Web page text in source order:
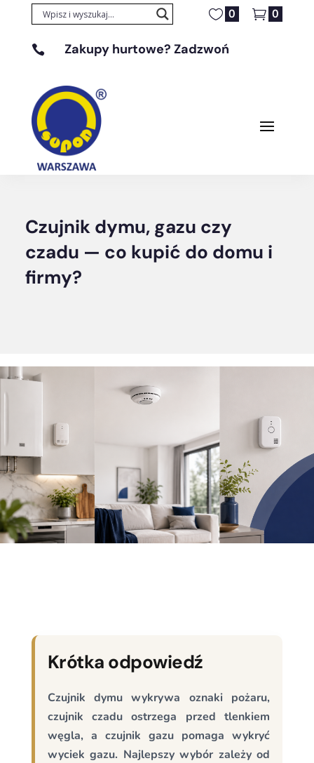
0 0
 Zakupy hurtowe? Zadzwoń
Czujnik dymu, gazu czy
czadu — co kupić do domu i
firmy?
Krótka odpowiedź
Czujnik dymu wykrywa oznaki pożaru,
czujnik czadu ostrzega przed tlenkiem
węgla, a czujnik gazu pomaga wykryć
wyciek gazu. Najlepszy wybór zależy od